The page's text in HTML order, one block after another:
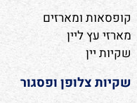
קופסאות ומארזים
מארזי עץ ליין
שקיות יין
שקיות צלופן ופסגור